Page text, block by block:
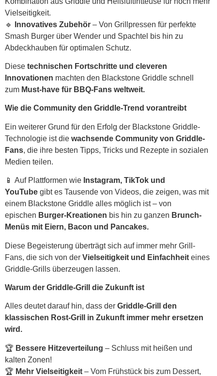
Vielseitigkeit.
🔹
Innovatives Zubehör – Von Grillpressen für perfekte
Smash Burger über Wender und Spachtel bis hin zu
Abdeckhauben für optimalen Schutz.
Diese technischen Fortschritte und cleveren
Innovationen machten den Blackstone Griddle schnell
zum Must-have für BBQ-Fans weltweit.
Wie die Community den Griddle-Trend vorantreibt
Ein weiterer Grund für den Erfolg der Blackstone Griddle-
Technologie ist die wachsende Community von Griddle-
Fans, die ihre besten Tipps, Tricks und Rezepte in sozialen
Medien teilen.
📱 Auf Plattformen wie Instagram, TikTok und
YouTube gibt es Tausende von Videos, die zeigen, was mit
einem Blackstone Griddle alles möglich ist – von
epischen Burger-Kreationen bis hin zu ganzen Brunch-
Menüs mit Eiern, Bacon und Pancakes.
Diese Begeisterung überträgt sich auf immer mehr Grill-
Fans, die sich von der Vielseitigkeit und Einfachheit eines
Griddle-Grills überzeugen lassen.
Warum der Griddle-Grill die Zukunft ist
Alles deutet darauf hin, dass der Griddle-Grill den
klassischen Rost-Grill in Zukunft immer mehr ersetzen
wird.
🏆 Bessere Hitzeverteilung – Schluss mit heißen und
kalten Zonen!
🏆 Mehr Vielseitigkeit – Vom Frühstück bis zum Dessert,